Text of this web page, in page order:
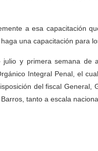
a esa capacitación
una capacitación para
y primera semana de
Integral Penal, el
del fiscal General,
tanto a escala